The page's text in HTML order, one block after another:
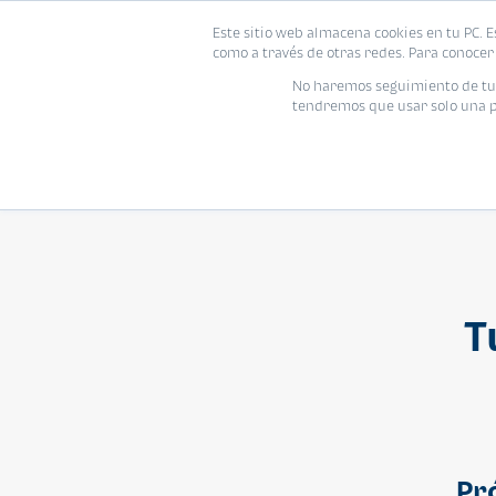
Este sitio web almacena cookies en tu
como a través de otras redes. Para
No haremos seguimiento de
tendremos que usar solo una